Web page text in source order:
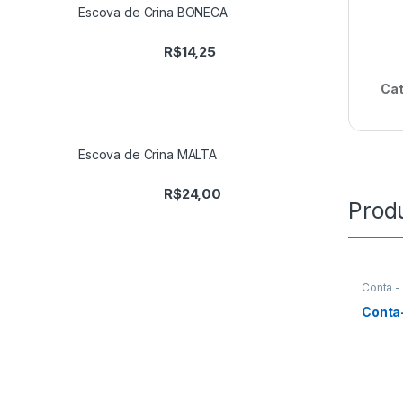
Conta
Escova de Crina BONECA
R$14,25
Escova de Crina MALTA
R$24,00